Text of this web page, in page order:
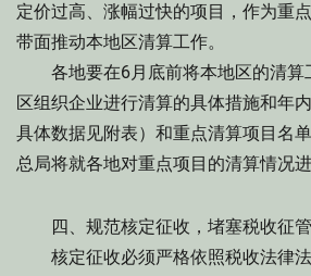
定价过高、涨幅过快的项目，作为重
带面推动本地区清算工作。
各地要在6月底前将本地区的清算
区组织企业进行清算的具体措施和年
具体数据见附表）和重点清算项目名
总局将就各地对重点项目的清算情况进
四、规范核定征收，堵塞税收征
核定征收必须严格依照税收法律法